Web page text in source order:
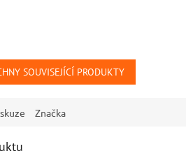
SOUVISEJÍCÍ PRODUKTY
Značka